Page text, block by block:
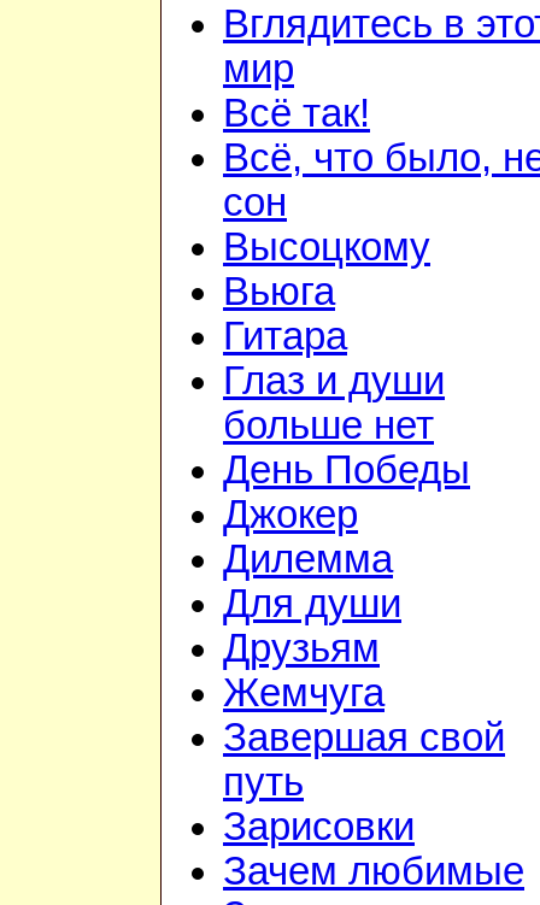
Вглядитесь в
мир
Всё так!
Всё, что было,
сон
Высоцкому
Вьюга
Гитара
Глаз и души
больше нет
День Победы
Джокер
Дилемма
Для души
Друзьям
Жемчуга
Завершая свой
путь
Зарисовки
Зачем любимые